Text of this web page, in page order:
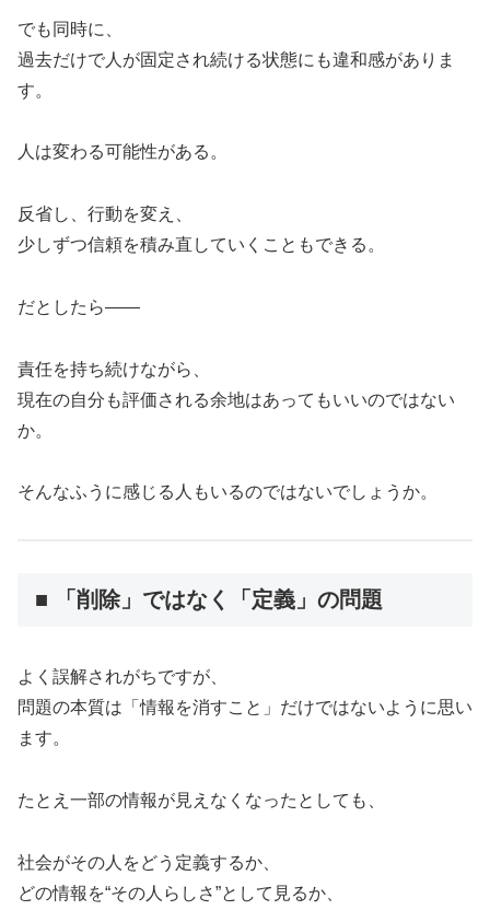
でも同時に、
過去だけで人が固定され続ける状態にも違和感がありま
す。
人は変わる可能性がある。
反省し、行動を変え、
少しずつ信頼を積み直していくこともできる。
だとしたら——
責任を持ち続けながら、
現在の自分も評価される余地はあってもいいのではない
か。
そんなふうに感じる人もいるのではないでしょうか。
■ 「削除」ではなく「定義」の問題
よく誤解されがちですが、
問題の本質は「情報を消すこと」だけではないように思い
ます。
たとえ一部の情報が見えなくなったとしても、
社会がその人をどう定義するか、
どの情報を“その人らしさ”として見るか、